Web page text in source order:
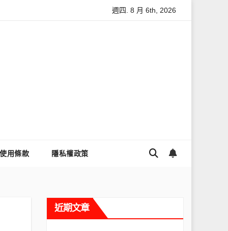
怎麼讓Threads流量變多？高效提升流量的完整教學
週四. 8 月 6th, 2026
使用條款 隱私權政策
近期文章